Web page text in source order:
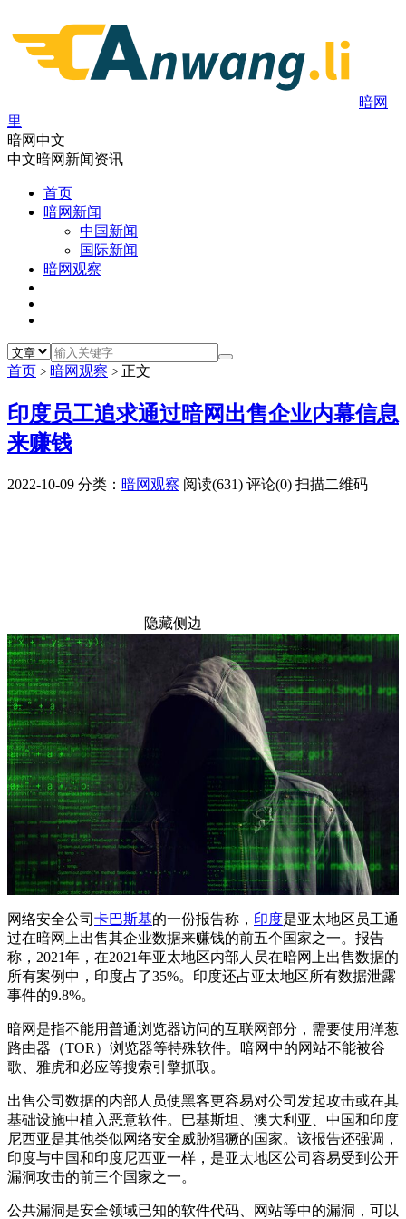
暗网
里
暗网中文
中文暗网新闻资讯
首页
暗网新闻
中国新闻
国际新闻
暗网观察
首页 > 暗网观察 > 正文
印度员工追求通过暗网出售企业内幕信息
来赚钱
2022-10-09 分类： 暗网观察 阅读(631) 评论(0) 扫描二维码
隐藏侧边
网络安全公司 卡巴斯基的一份报告称， 印度是亚太地区员工通
过在暗网上出售其企业数据来赚钱的前五个国家之一。报告
称，2021年，在2021年亚太地区内部人员在暗网上出售数据的
所有案例中，印度占了35%。印度还占亚太地区所有数据泄露
事件的9.8%。
暗网是指不能用普通浏览器访问的互联网部分，需要使用洋葱
路由器（TOR）浏览器等特殊软件。暗网中的网站不能被谷
歌、雅虎和必应等搜索引擎抓取。
出售公司数据的内部人员使黑客更容易对公司发起攻击或在其
基础设施中植入恶意软件。巴基斯坦、澳大利亚、中国和印度
尼西亚是其他类似网络安全威胁猖獗的国家。该报告还强调，
印度与中国和印度尼西亚一样，是亚太地区公司容易受到公开
漏洞攻击的前三个国家之一。
公共漏洞是安全领域已知的软件代码、网站等中的漏洞，可以